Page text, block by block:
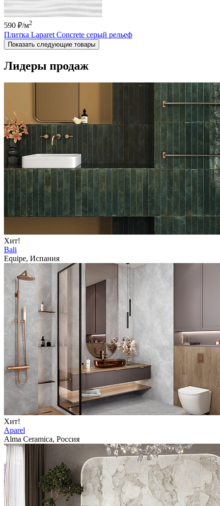
590 ₽/м2
Плитка Laparet Concrete серый рельеф
Показать следующие товары
Лидеры продаж
Хит!
Bali
Equipe, Испания
Хит!
Aparel
Alma Ceramica, Россия